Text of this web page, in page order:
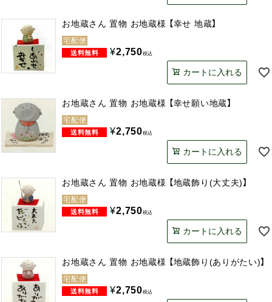
お地蔵さん 置物 お地蔵様 【幸せ 地蔵】
宅配便
¥2,750税込
カートに入れる
お地蔵さん 置物 お地蔵様 【幸せ願い地蔵】
宅配便
¥2,750税込
カートに入れる
お地蔵さん 置物 お地蔵様 【地蔵飾り(大丈夫)】
宅配便
¥2,750税込
カートに入れる
お地蔵さん 置物 お地蔵様 【地蔵飾り(ありがたい)】
宅配便
¥2,750税込